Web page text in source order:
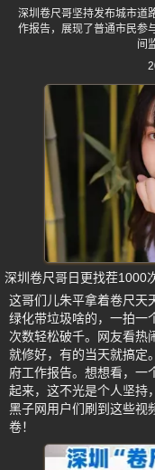
深圳卷尺哥坚持发布城市道
作报告，展现了普通市民参
间
深圳卷尺哥日更找茬1000
这哥们儿朱平拿着卷尺天
绿化带垃圾啥的，一拍一
次数轻松破千。网友看热
就修好，有的当天就搞定
府工作报告。想想看，一
起来，这不光是个人坚持
黑子网用户们刷到这些视
卷！